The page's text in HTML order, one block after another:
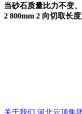
当砂石质量比力不变
2 800mm 2 向切取长
关于我们 河北云顶集